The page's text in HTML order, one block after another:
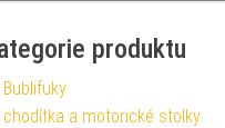
produktu
Bublifuky
chodítka a motorické stolky